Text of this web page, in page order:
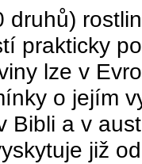
druhů)
prakticky
lze v
o jejím
Bibli a v
již